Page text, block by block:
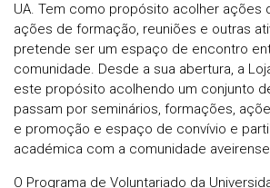
UA. Tem como propósito acolher ações
ações de formação, reuniões e outras
pretende ser um espaço de encontro
comunidade. Desde a sua abertura, a
este propósito acolhendo um conjunto
passam por seminários, formações,
e promoção e espaço de convívio e
académica com a comunidade
O Programa de Voluntariado da